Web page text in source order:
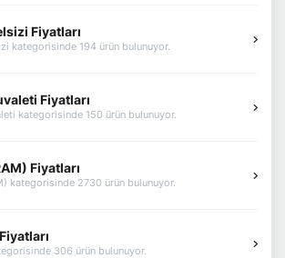
Fiyatları
kategorisinde 194 ürün bulunuyor.
Fiyatları
kategorisinde 150 ürün bulunuyor.
Fiyatları
kategorisinde 2730 ürün bulunuyor.
306 ürün bulunuyor.